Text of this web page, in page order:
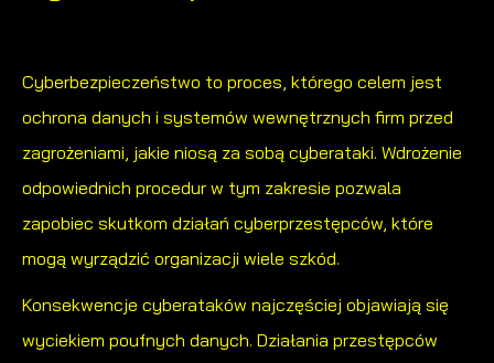
Cyberbezpieczeństwo to proces, którego celem jest
ochrona danych i systemów wewnętrznych firm przed
zagrożeniami, jakie niosą za sobą cyberataki. Wdrożenie
odpowiednich procedur w tym zakresie pozwala
zapobiec skutkom działań cyberprzestępców, które
mogą wyrządzić organizacji wiele szkód.
Konsekwencje cyberataków najczęściej objawiają się
wyciekiem poufnych danych. Działania przestępców
Dane pozwalają nam na ocenę naszych serwisów
formie zanonimizowanej. Wyrażenie zgody na analityczne pliki
cookies gwarantuje dostępność wszystkich funkcjonalności.
najciekawsze informacje i aktualności na stronach naszych
Twoich zwyczajów dotyczących przeglądanej witryny
internetowej. Treści promocyjne mogą pojawić się na
stronach podmiotów trzecich lub firm będących naszymi
charakterze pośredników prezentujących nasze treści w
postaci wiadomości, ofert, komunikatów mediów
Więcej